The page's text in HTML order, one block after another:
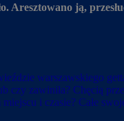
Aresztowano ją,
warszawskiego
czy zawiniła? Chęcią
i czasie? Całe